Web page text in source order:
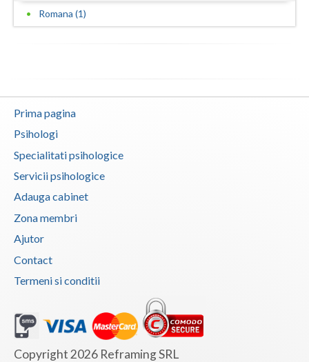
Romana (1)
Prima pagina
Psihologi
Specialitati psihologice
Servicii psihologice
Adauga cabinet
Zona membri
Ajutor
Contact
Termeni si conditii
Copyright 2026 Reframing SRL